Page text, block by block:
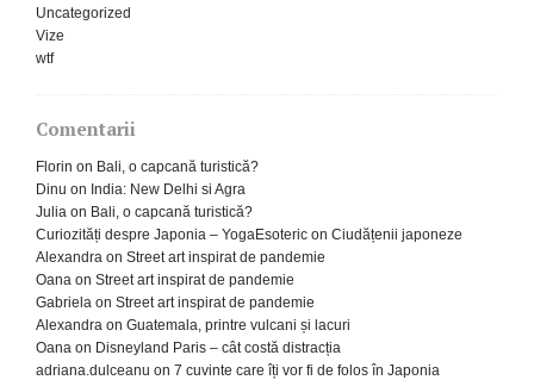
Uncategorized
Vize
wtf
Comentarii
Florin on Bali, o capcană turistică?
Dinu on India: New Delhi si Agra
Julia on Bali, o capcană turistică?
Curiozități despre Japonia – YogaEsoteric on Ciudățenii japoneze
Alexandra on Street art inspirat de pandemie
Oana on Street art inspirat de pandemie
Gabriela on Street art inspirat de pandemie
Alexandra on Guatemala, printre vulcani și lacuri
Oana on Disneyland Paris – cât costă distracția
adriana.dulceanu on 7 cuvinte care îți vor fi de folos în Japonia